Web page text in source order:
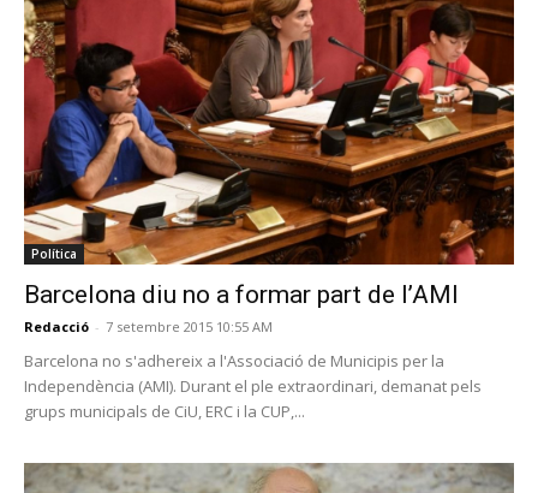
Política
Barcelona diu no a formar part de l’AMI
Redacció - 7 setembre 2015 10:55 AM
Barcelona no s'adhereix a l'Associació de Municipis per la
Independència (AMI). Durant el ple extraordinari, demanat pels
grups municipals de CiU, ERC i la CUP,...